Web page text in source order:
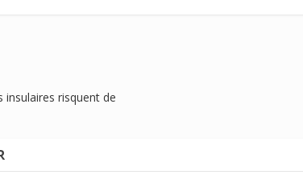
insulaires risquent de